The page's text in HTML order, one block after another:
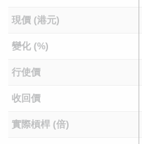
現價 (港元)
變化 (%)
行使價
收回價
實際槓桿 (倍)